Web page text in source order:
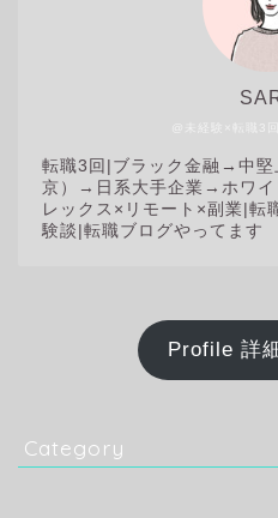
@未経験×転職3
転職3回| ブラック金融→中堅
京）→日系大手企業→ホワイ
レックス×リモート×副業|転
験談|転職ブログやってます
Profile 詳
Category